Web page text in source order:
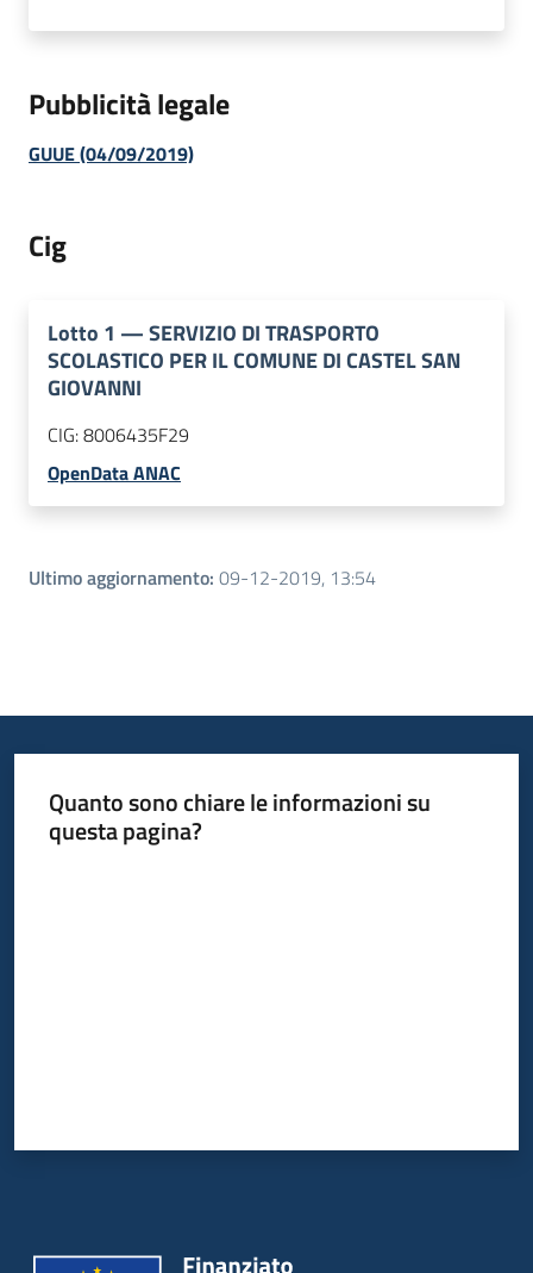
Pubblicità legale
GUUE (04/09/2019)
Cig
Lotto 1 —SERVIZIO DI TRASPORTO
SCOLASTICO PER IL COMUNE DI CASTEL SAN
GIOVANNI
CIG:8006435F29
OpenData ANAC
Ultimo aggiornamento: 09-12-2019, 13:54
Quanto sono chiare le informazioni su
questa pagina?